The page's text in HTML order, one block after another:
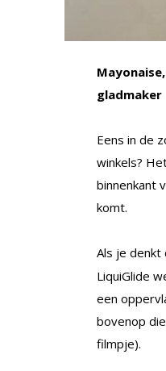
Eens in de
winkels?
binnenkant
komt.
Als je
LiquiGlide
een
bovenop
filmpje).